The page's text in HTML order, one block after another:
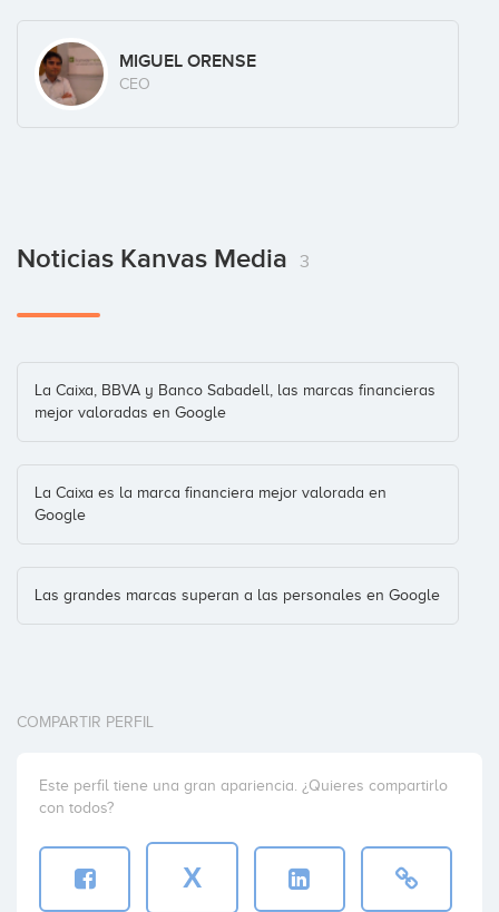
MIGUEL ORENSE
CEO
Noticias Kanvas Media 3
La Caixa, BBVA y Banco Sabadell, las marcas financieras
mejor valoradas en Google
La Caixa es la marca financiera mejor valorada en
Google
Las grandes marcas superan a las personales en Google
COMPARTIR PERFIL
Este perfil tiene una gran apariencia. ¿Quieres compartirlo
con todos?
X